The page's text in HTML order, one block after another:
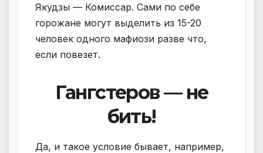
Якудзы — Комиссар. Сами по себе
горожане могут выделить из 15-20
человек одного мафиози разве что,
если повезет.
Гангстеров — не
бить!
Да, и такое условие бывает, например,